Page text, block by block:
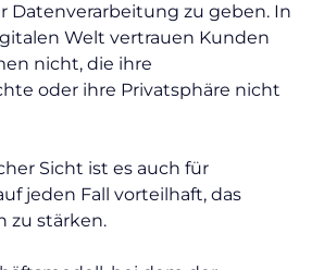
Datenverarbeitung zu geben. In
Welt vertrauen Kunden
nicht, die ihre
oder ihre Privatsphäre nicht
Sicht ist es auch für
jeden Fall vorteilhaft, das
zu stärken.